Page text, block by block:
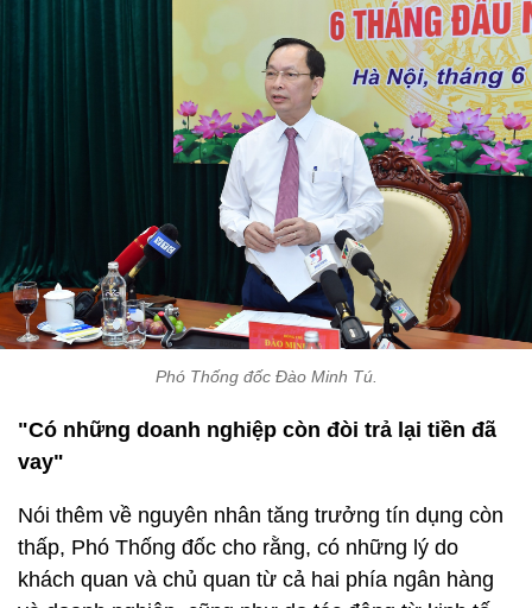
Phó Thống đốc Đào Minh Tú.
"Có những doanh nghiệp còn đòi trả lại tiền đã
vay"
Nói thêm về nguyên nhân tăng trưởng tín dụng còn
thấp, Phó Thống đốc cho rằng, có những lý do
khách quan và chủ quan từ cả hai phía ngân hàng